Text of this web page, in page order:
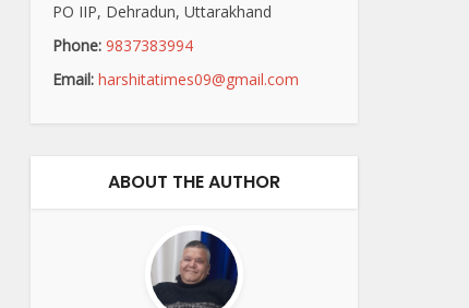
PO IIP, Dehradun, Uttarakhand
Phone: 9837383994
Email: harshitatimes09@gmail.com
ABOUT THE AUTHOR